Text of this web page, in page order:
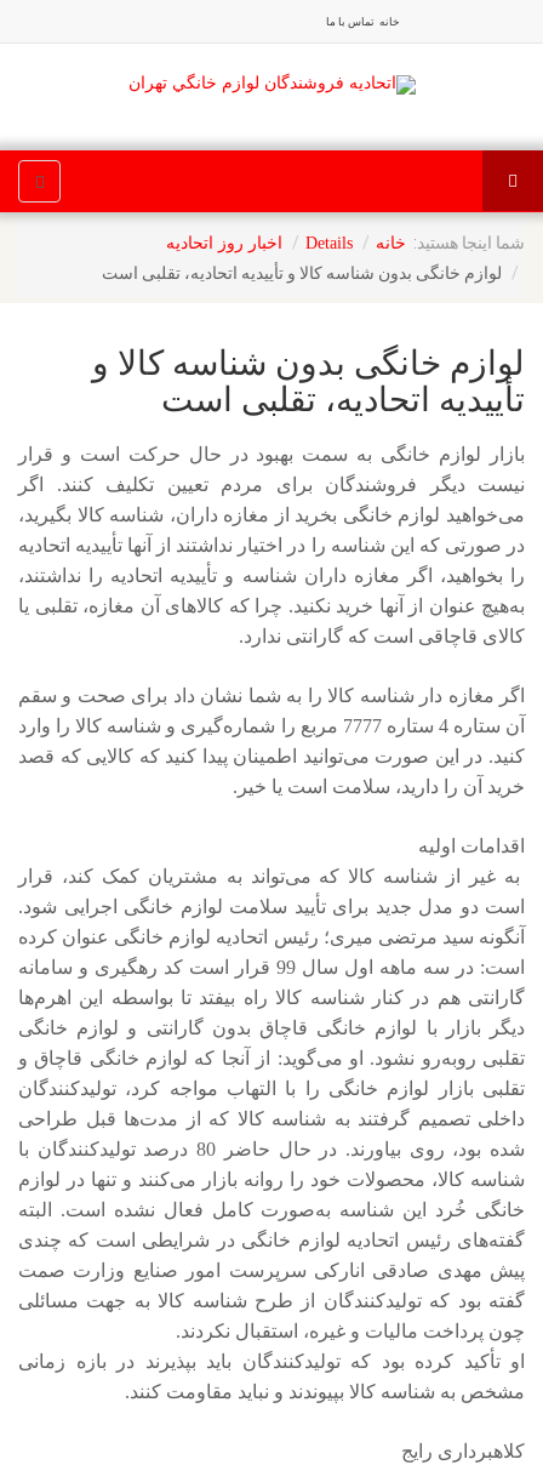
خانه تماس با ما
شما اینجا هستید: خانه Details اخبار روز اتحادیه
لوازم خانگی بدون شناسه کالا و تأییدیه اتحادیه، تقلبی است
لوازم خانگی بدون شناسه کالا و
تأییدیه اتحادیه، تقلبی است
بازار لوازم خانگی به سمت بهبود در حال حرکت است و قرار
نیست دیگر فروشندگان برای مردم تعیین تکلیف کنند. اگر
می‌خواهید لوازم خانگی بخرید از مغازه داران، شناسه کالا بگیرید،
در صورتی که این شناسه را در اختیار نداشتند از آنها تأییدیه اتحادیه
را بخواهید، اگر مغازه داران شناسه و تأییدیه اتحادیه را نداشتند،
به‌هیچ عنوان از آنها خرید نکنید. چرا که کالاهای آن مغازه، تقلبی یا
کالای قاچاقی است که گارانتی ندارد.
اگر مغازه دار شناسه کالا را به شما نشان داد برای صحت و سقم
آن ستاره 4 ستاره 7777 مربع را شماره‌گیری و شناسه کالا را وارد
کنید. در این صورت می‌توانید اطمینان پیدا کنید که کالایی که قصد
خرید آن را دارید، سلامت است یا خیر.
اقدامات اولیه
به غیر از شناسه کالا که می‌تواند به مشتریان کمک کند، قرار
است دو مدل جدید برای تأیید سلامت لوازم خانگی اجرایی شود.
آنگونه سید مرتضی میری؛ رئیس اتحادیه لوازم خانگی عنوان کرده
است: در سه ماهه اول سال 99 قرار است کد رهگیری و سامانه
گارانتی هم در کنار شناسه کالا راه بیفتد تا بواسطه این اهرم‌ها
دیگر بازار با لوازم خانگی قاچاق بدون گارانتی و لوازم خانگی
تقلبی روبه‌رو نشود. او می‌گوید: از آنجا که لوازم خانگی قاچاق و
تقلبی بازار لوازم خانگی را با التهاب مواجه کرد، تولیدکنندگان
داخلی تصمیم گرفتند به شناسه کالا که از مدت‌ها قبل طراحی
شده بود، روی بیاورند. در حال حاضر 80 درصد تولیدکنندگان با
شناسه کالا، محصولات خود را روانه بازار می‌کنند و تنها در لوازم
خانگی خُرد این شناسه به‌صورت کامل فعال نشده است. البته
گفته‌های رئیس اتحادیه لوازم خانگی در شرایطی است که چندی
پیش مهدی صادقی انارکی سرپرست امور صنایع وزارت صمت
گفته بود که تولیدکنندگان از طرح شناسه کالا به جهت مسائلی
چون پرداخت مالیات و غیره، استقبال نکردند.
او تأکید کرده بود که تولیدکنندگان باید بپذیرند در بازه زمانی
مشخص به شناسه کالا بپیوندند و نباید مقاومت کنند.
کلاهبرداری رایج